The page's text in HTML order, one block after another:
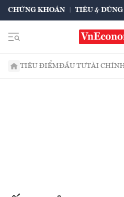
CHỨNG KHOÁN TIÊU & DÙNG
TIÊU ĐIỂMĐẦU TƯTÀI